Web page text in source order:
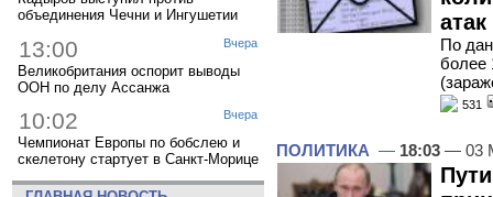
объединения Чечни и Ингушетии
Вчера
13:00
Великобритания оспорит выводы
ООН по делу Ассанжа
Вчера
10:02
Чемпионат Европы по бобслею и
скелетону стартует в Санкт-Морице
атак
По
более
531
ПОЛИТИКА — 18:03 — 03